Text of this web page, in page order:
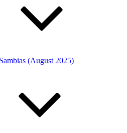
(August 2025)